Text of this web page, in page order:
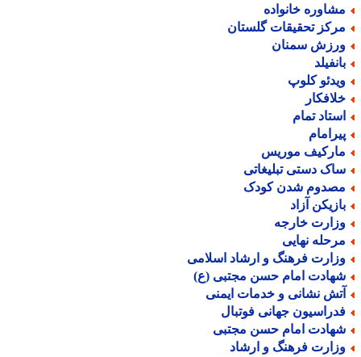
خانواده
تحقیقات گلستان
سمنان
کلوپ
تمام
موریس
دستی تبلیغاتی
شدن کودک
آزاد
خارجه
نهایی
فرهنگ و ارشاد اسلامی
امام حسن مجتبی (ع)
نشانی و خدمات ایمنی
جهانی فوتبال
امام حسن مجتبی
فرهنگ و ارشاد